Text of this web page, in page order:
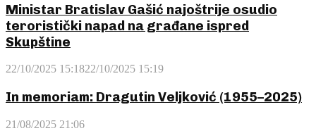
Ministar Bratislav Gašić najoštrije osudio
teroristički napad na građane ispred
Skupštine
22/10/2025 15:1822/10/2025 15:19
In memoriam: Dragutin Veljković (1955–2025)
21/08/2025 21:06